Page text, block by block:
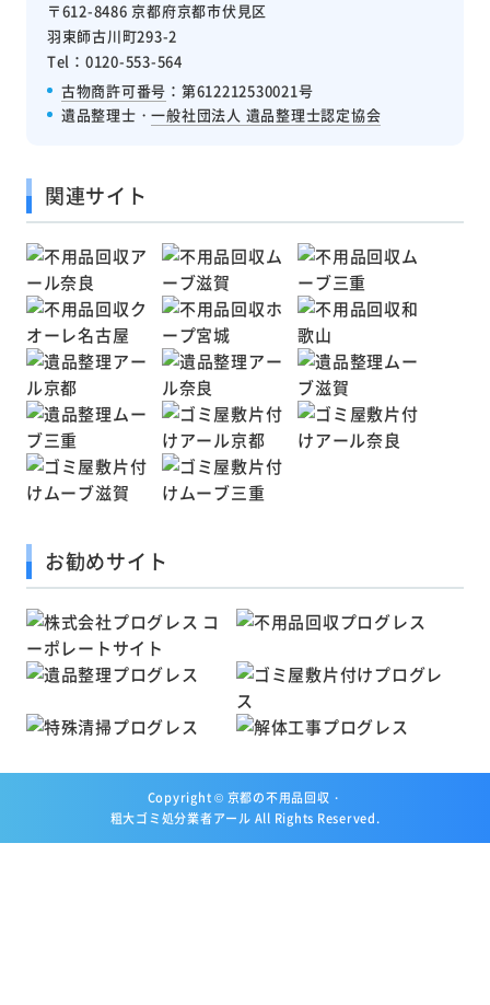
〒612-8486 京都府京都市伏見区
羽束師古川町293-2
Tel：0120-553-564
古物商許可番号 ：第612212530021号
遺品整理士・一般社団法人 遺品整理士認定協会
関連サイト
お勧めサイト
Copyright © 京都の不用品回収・
粗大ゴミ処分業者アール All Rights Reserved.